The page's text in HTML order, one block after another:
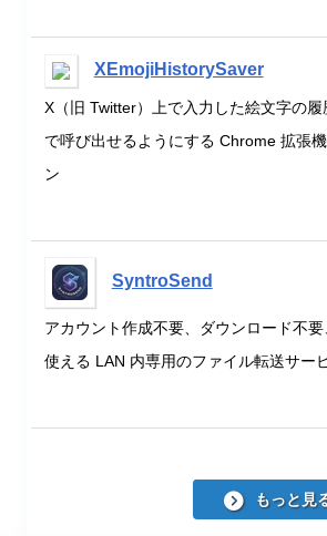
XEmojiHistorySaver
X（旧 Twitter）上で入力した絵文字の履
で呼び出せるようにする Chrome 拡張
ン
SyntroSend
アカウント作成不要、ダウンロード不
使える LAN 内専用のファイル転送サー
もっと見